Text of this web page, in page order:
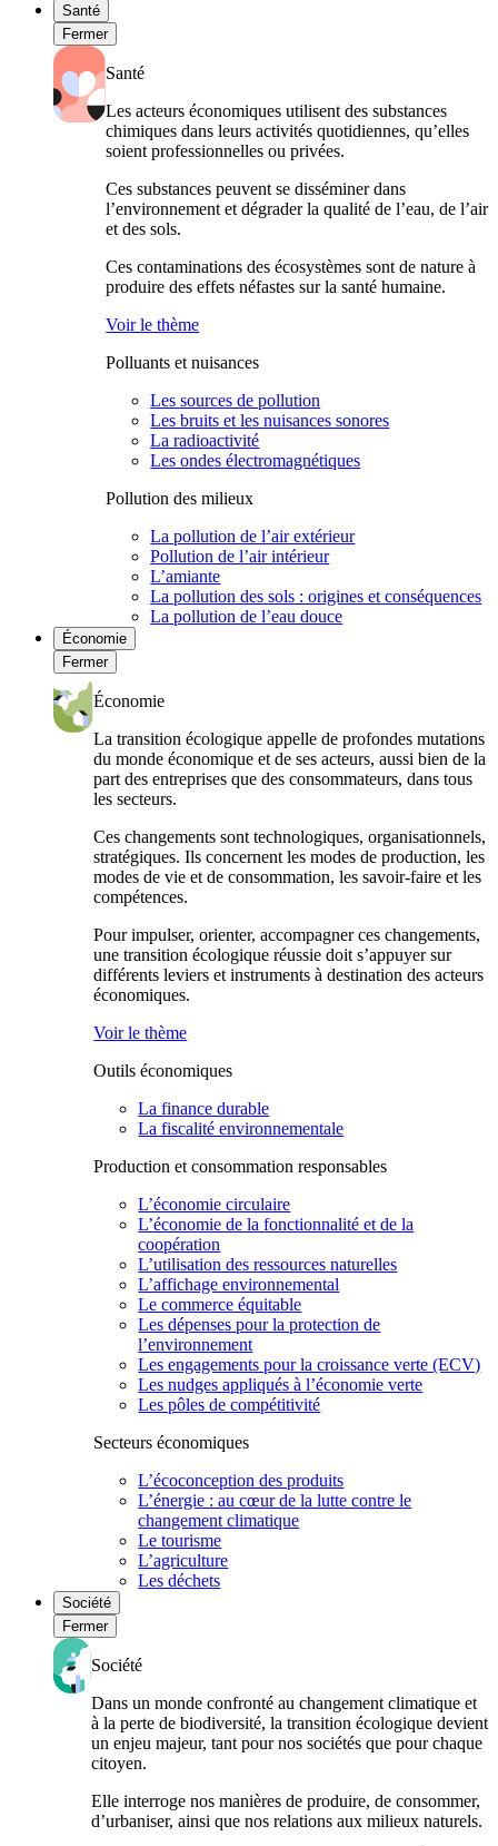
Santé
Fermer
Santé
Les acteurs économiques utilisent des substances
chimiques dans leurs activités quotidiennes, qu’elles
soient professionnelles ou privées.
Ces substances peuvent se disséminer dans
l’environnement et dégrader la qualité de l’eau, de l’air
et des sols.
Ces contaminations des écosystèmes sont de nature à
produire des effets néfastes sur la santé humaine.
Voir le thème
Polluants et nuisances
Les sources de pollution
Les bruits et les nuisances sonores
La radioactivité
Les ondes électromagnétiques
Pollution des milieux
La pollution de l’air extérieur
Pollution de l’air intérieur
L’amiante
La pollution des sols : origines et conséquences
La pollution de l’eau douce
Économie
Fermer
Économie
La transition écologique appelle de profondes mutations
du monde économique et de ses acteurs, aussi bien de la
part des entreprises que des consommateurs, dans tous
les secteurs.
Ces changements sont technologiques, organisationnels,
stratégiques. Ils concernent les modes de production, les
modes de vie et de consommation, les savoir-faire et les
compétences.
Pour impulser, orienter, accompagner ces changements,
une transition écologique réussie doit s’appuyer sur
différents leviers et instruments à destination des acteurs
économiques.
Voir le thème
Outils économiques
La finance durable
La fiscalité environnementale
Production et consommation responsables
L’économie circulaire
L’économie de la fonctionnalité et de la
coopération
L’utilisation des ressources naturelles
L’affichage environnemental
Le commerce équitable
Les dépenses pour la protection de
l’environnement
Les engagements pour la croissance verte (ECV)
Les nudges appliqués à l’économie verte
Les pôles de compétitivité
Secteurs économiques
L’écoconception des produits
L’énergie : au cœur de la lutte contre le
changement climatique
Le tourisme
L’agriculture
Les déchets
Société
Fermer
Société
Dans un monde confronté au changement climatique et
à la perte de biodiversité, la transition écologique devient
un enjeu majeur, tant pour nos sociétés que pour chaque
citoyen.
Elle interroge nos manières de produire, de consommer,
d’urbaniser, ainsi que nos relations aux milieux naturels.